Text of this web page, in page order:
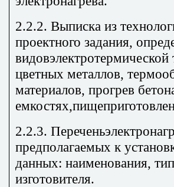
2.2.2. Выписка из
проектного задания,
цветных металлов,
материалов, прогрев
2.2.3.
предполагаемых к
данных: наименования,
изготовителя.